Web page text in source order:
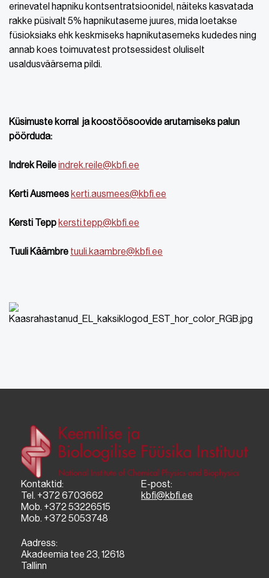
erinevatel hapniku kontsentratsioonidel, näiteks kasvatada
rakke püsivalt 5% hapnikutaseme juures, mida loetakse
füsioksiaks ehk keskmiseks hapnikutasemeks kudedes ning
annab koes toimuvatest protsessidest oluliselt
usaldusväärsema pildi.
Küsimuste korral ja koostöösoovide arutamisekspalun
pöörduda:
Indrek Reileindrek.reile@kbfi.ee
Kerti Ausmeeskerti.ausmees@kbfi.ee
Kersti Teppkersti.tepp@kbfi.ee
Tuuli Käämbre tuuli.kaambre@kbfi.ee
Kontaktid:
Tel. +372 6703662
Mob. +372 53226515
Mob. +372 5053748
E-post:
kbfi@kbfi.ee
Aadress:
Akadeemia tee 23, 12618
Tallinn